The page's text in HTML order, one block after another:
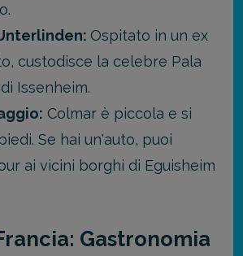
Ospitato in un ex
custodisce la celebre Pala
Issenheim.
Colmar è piccola e si
Se hai un'auto, puoi
ai vicini borghi di Eguisheim
Gastronomia